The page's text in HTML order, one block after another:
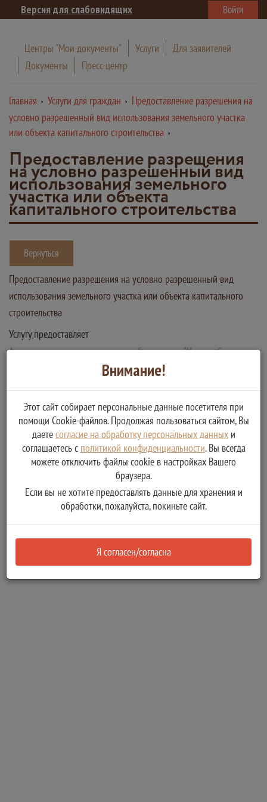
Версия для слабовидящих Войти
Центры "Мои документы" Услуги
Для заявителей
Документы
Пресс-центр
Главная Услуги для граждан
Предоставление разрешения на
условно разрешенный вид использования земельного участка
или объекта капитального строительства
Предоставление разрешения
на условно разрешенный вид
использования земельного
участка или объекта
капитального строительства
Вернуться
Предоставление разрешения на условно разрешенный вид
использования земельного участка или объекта капитального
строительства
Услугу предоставляет
Администрация муниципальное образование "Черногубовское
сельское поселение" Калининского района Тверской области
капитального строительства
Внимание!
Этот сайт собирает персональные данные посетителя при
помощи Cookie-файлов. Продолжая пользоваться сайтом, Вы
даетесогласие на обработку персональных данныхи
соглашаетесь с политикой конфиденциальности. Вы всегда
можете отключить файлы cookie в настройках Вашего
браузера.
Если вы не хотите предоставлять данные для хранения и
обработки, пожалуйста, покиньте сайт.
Я согласен/согласна